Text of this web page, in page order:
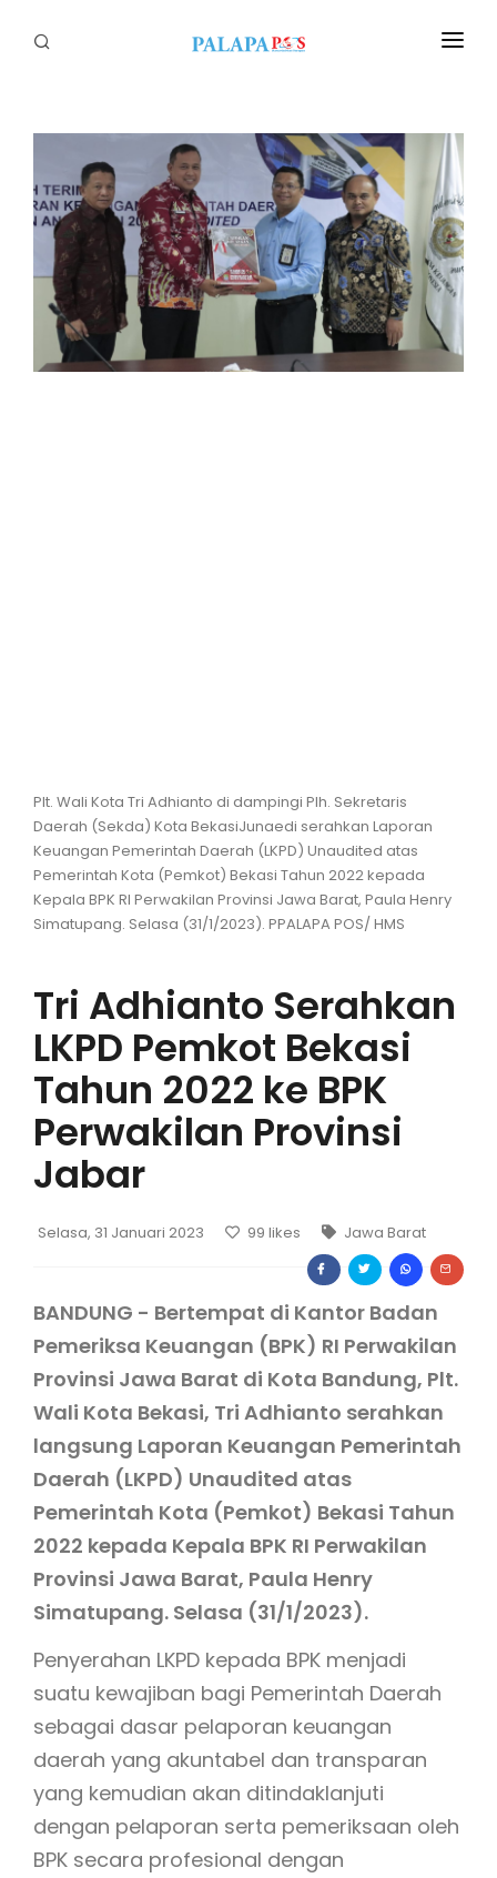
Nasional
Sumatera
Tapanuli
Nusantara
Plt. Wali Kota Tri Adhianto di dampingi Plh. Sekretaris
Daerah (Sekda) Kota BekasiJunaedi serahkan Laporan
Keuangan Pemerintah Daerah (LKPD) Unaudited atas
Pemerintah Kota (Pemkot) Bekasi Tahun 2022 kepada
Kepala BPK RI Perwakilan Provinsi Jawa Barat, Paula Henry
Simatupang. Selasa (31/1/2023). PPALAPA POS/ HMS
Tri Adhianto Serahkan
LKPD Pemkot Bekasi
Tahun 2022 ke BPK
Perwakilan Provinsi
Jabar
Selasa, 31 Januari 2023 99 likes Jawa Barat
BANDUNG - Bertempat di Kantor Badan
Pemeriksa Keuangan (BPK) RI Perwakilan
Provinsi Jawa Barat di Kota Bandung, Plt.
Wali Kota Bekasi, Tri Adhianto serahkan
langsung Laporan Keuangan Pemerintah
Daerah (LKPD) Unaudited atas
Pemerintah Kota (Pemkot) Bekasi Tahun
2022 kepada Kepala BPK RI Perwakilan
Provinsi Jawa Barat, Paula Henry
Simatupang. Selasa (31/1/2023).
Penyerahan LKPD kepada BPK menjadi
suatu kewajiban bagi Pemerintah Daerah
sebagai dasar pelaporan keuangan
daerah yang akuntabel dan transparan
yang kemudian akan ditindaklanjuti
dengan pelaporan serta pemeriksaan oleh
BPK secara profesional dengan